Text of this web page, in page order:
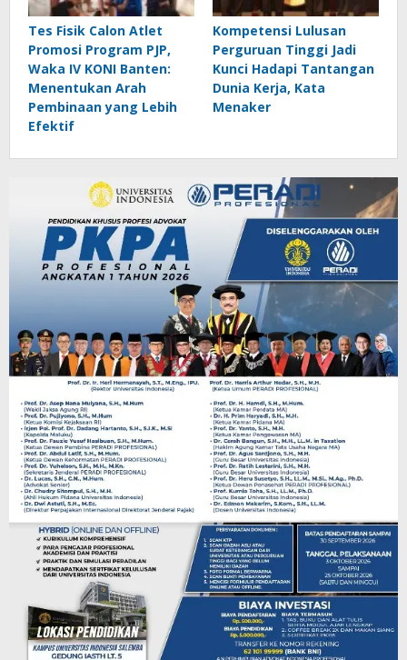
Tes Fisik Calon Atlet
Promosi Program PJP,
Waka IV KONI Banten:
Menentukan Arah
Pembinaan yang Lebih
Efektif
Kompetensi Lulusan
Perguruan Tinggi Jadi
Kunci Hadapi Tantangan
Dunia Kerja, Kata
Menaker